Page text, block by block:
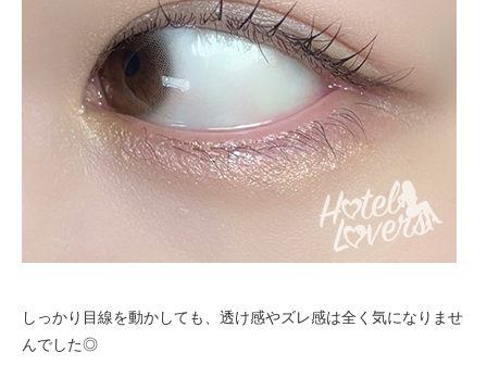
しっかり目線を動かしても、透け感やズレ感は全く気になりませ
んでした◎